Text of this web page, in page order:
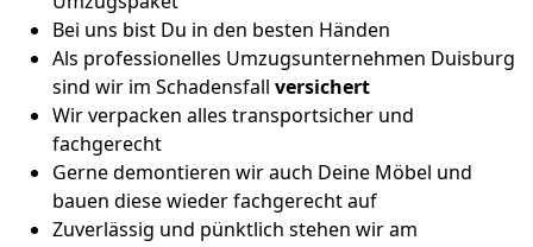
Bei uns bist Du in den besten Händen
Als professionelles Umzugsunternehmen Duisburg
sind wir im Schadensfall versichert
Wir verpacken alles transportsicher und
fachgerecht
Gerne demontieren wir auch Deine Möbel und
bauen diese wieder fachgerecht auf
Zuverlässig und pünktlich stehen wir am